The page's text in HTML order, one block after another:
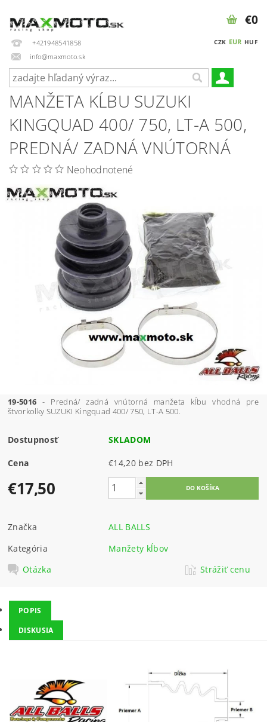
+421948541858
info@maxmoto.sk
CZK EUR HUF
€0
MANŽETA KĹBU SUZUKI
KINGQUAD 400/ 750, LT-A 500,
PREDNÁ/ ZADNÁ VNÚTORNÁ
Neohodnotené
19-5016 - Predná/ zadná vnútorná manžeta kĺbu vhodná pre
štvorkolky SUZUKI Kingquad 400/ 750, LT-A 500.
Dostupnosť SKLADOM
Cena €14,20 bez DPH
€17,50
Značka
ALL BALLS
Kategória
Manžety kĺbov
Otázka
Strážiť cenu
POPIS
DISKUSIA